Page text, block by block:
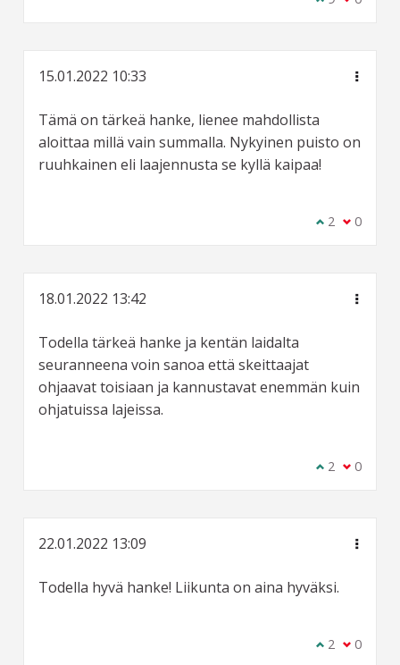
15.01.2022 10:33
Tämä on tärkeä hanke, lienee mahdollista
aloittaa millä vain summalla. Nykyinen puisto on
ruuhkainen eli laajennusta se kyllä kaipaa!
Olen samaa
2 Olen eri
0
18.01.2022 13:42
Todella tärkeä hanke ja kentän laidalta
seuranneena voin sanoa että skeittaajat
ohjaavat toisiaan ja kannustavat enemmän kuin
ohjatuissa lajeissa.
Olen samaa
2 Olen eri
0
22.01.2022 13:09
Todella hyvä hanke! Liikunta on aina hyväksi.
Olen samaa
2 Olen eri
0